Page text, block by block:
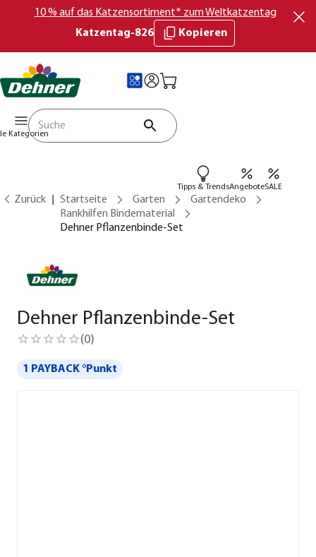
10 % auf das Katzensortiment* zum Weltkatzentag
Katzentag-826
Kopieren
Kategorien
Tipps & TrendsAngeboteSALE
Zurück Startseite Garten
Gartendeko
Rankhilfen Bindematerial
Dehner Pflanzenbinde-Set
Dehner Pflanzenbinde-Set
(0)
1 PAYBACK °Punkt